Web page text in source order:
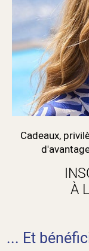
Cadeaux,
À
... Et